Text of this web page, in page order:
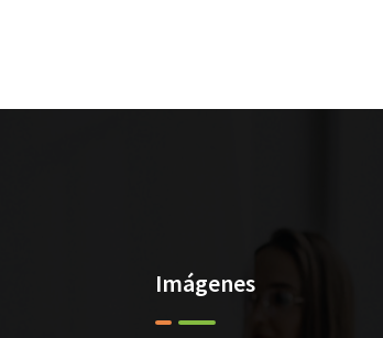
Imágenes